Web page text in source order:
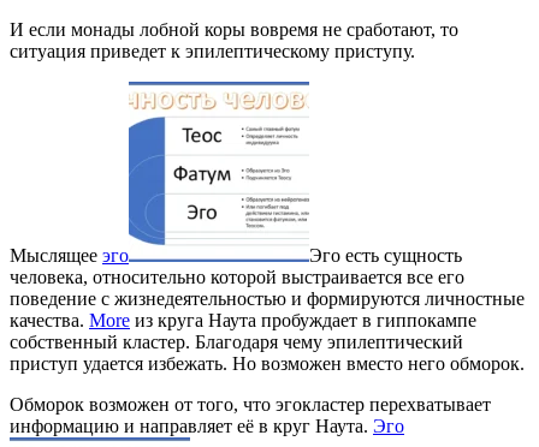
И если монады лобной коры вовремя не сработают, то
ситуация приведет к эпилептическому приступу.
Мыслящее эго
Эго есть сущность
человека, относительно которой выстраивается все его
поведение с жизнедеятельностью и формируются личностные
качества. More из круга Наута пробуждает в гиппокампе
собственный кластер. Благодаря чему эпилептический
приступ удается избежать. Но возможен вместо него обморок.
Обморок возможен от того, что эгокластер перехватывает
информацию и направляет её в круг Наута. Эго